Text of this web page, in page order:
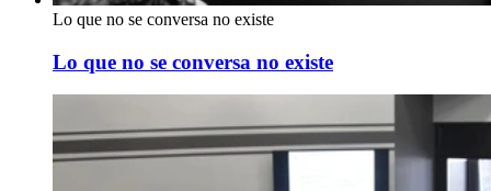
Lo que no se conversa no existe
Lo que no se conversa no existe